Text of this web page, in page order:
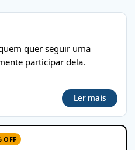
quer seguir uma
participar dela.
Ler mais
OFF